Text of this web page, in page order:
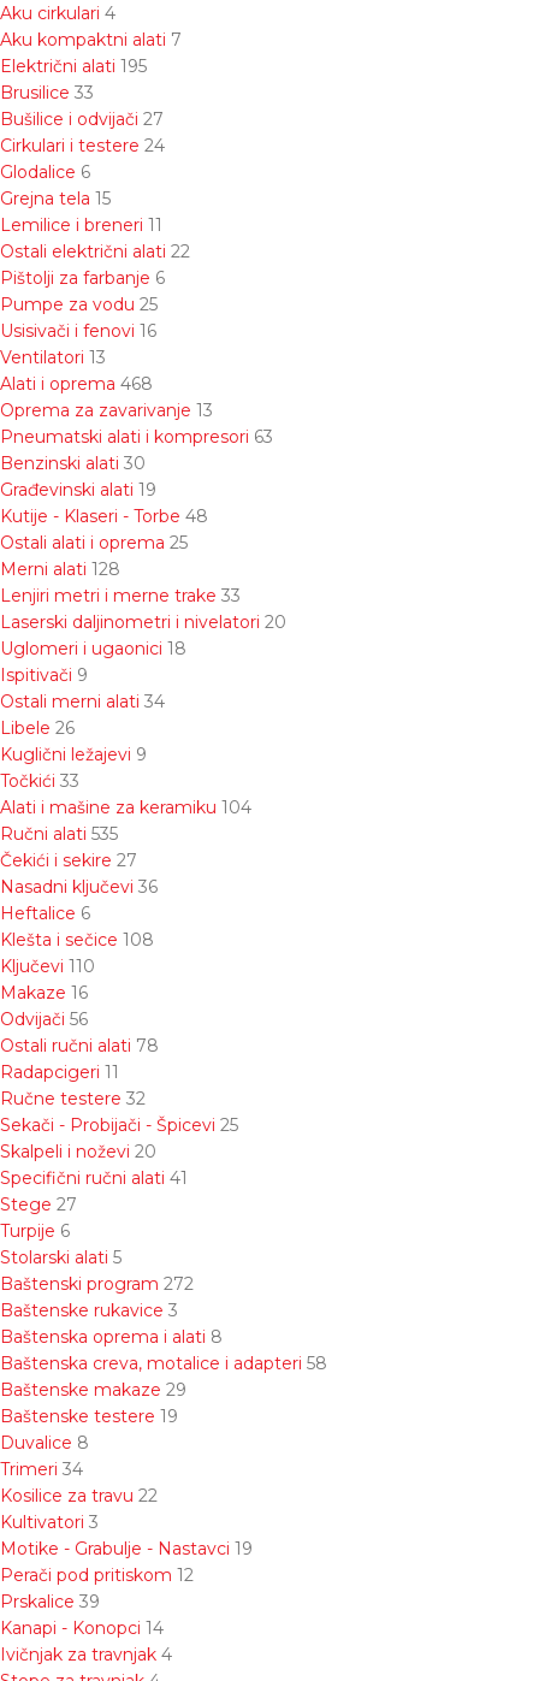
Aku cirkulari 4
Aku kompaktni alati 7
Električni alati 195
Brusilice 33
Bušilice i odvijači 27
Cirkulari i testere 24
Glodalice 6
Grejna tela 15
Lemilice i breneri 11
Ostali električni alati 22
Pištolji za farbanje 6
Pumpe za vodu 25
Usisivači i fenovi 16
Ventilatori 13
Alati i oprema 468
Oprema za zavarivanje 13
Pneumatski alati i kompresori 63
Benzinski alati 30
Građevinski alati 19
Kutije - Klaseri - Torbe 48
Ostali alati i oprema 25
Merni alati 128
Lenjiri metri i merne trake 33
Laserski daljinometri i nivelatori 20
Uglomeri i ugaonici 18
Ispitivači 9
Ostali merni alati 34
Libele 26
Kuglični ležajevi 9
Točkići 33
Alati i mašine za keramiku 104
Ručni alati 535
Čekići i sekire 27
Nasadni ključevi 36
Heftalice 6
Klešta i sečice 108
Ključevi 110
Makaze 16
Odvijači 56
Ostali ručni alati 78
Radapcigeri 11
Ručne testere 32
Sekači - Probijači - Špicevi 25
Skalpeli i noževi 20
Specifični ručni alati 41
Stege 27
Turpije 6
Stolarski alati 5
Baštenski program 272
Baštenske rukavice 3
Baštenska oprema i alati 8
Baštenska creva, motalice i adapteri 58
Baštenske makaze 29
Baštenske testere 19
Duvalice 8
Trimeri 34
Kosilice za travu 22
Kultivatori 3
Motike - Grabulje - Nastavci 19
Perači pod pritiskom 12
Prskalice 39
Kanapi - Konopci 14
Ivičnjak za travnjak 4